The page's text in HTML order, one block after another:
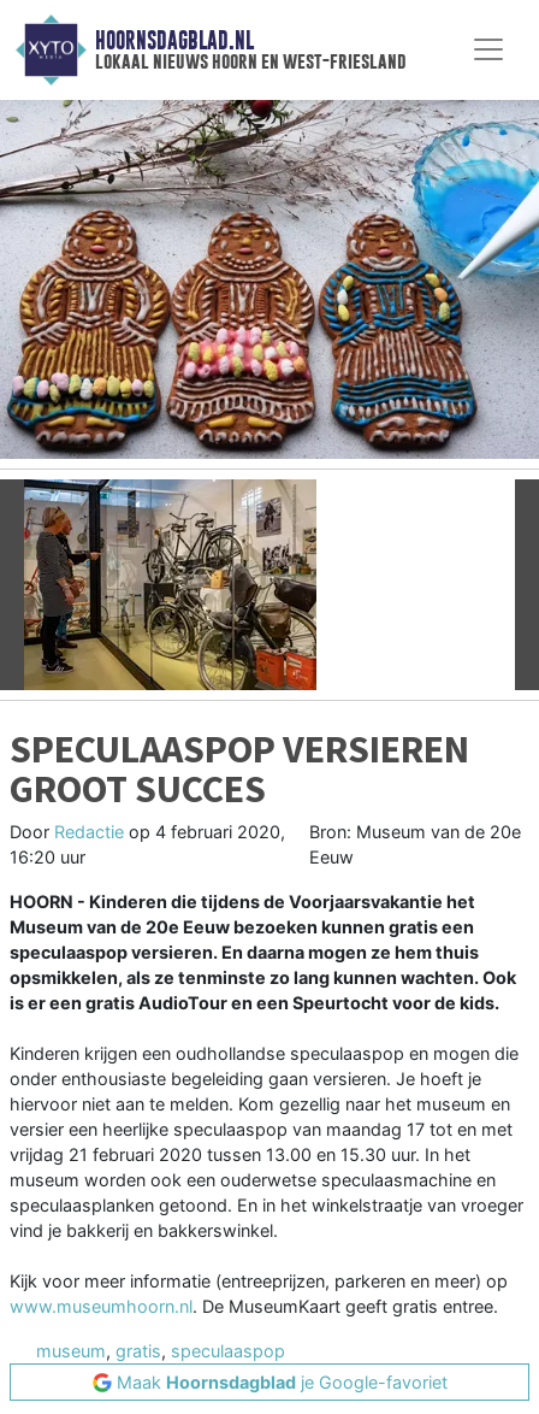
HOORNSDAGBLAD.NL
lokaal nieuws hoorn en west-friesland
Vorige
SPECULAASPOP VERSIEREN
GROOT SUCCES
Door Redactie op 4 februari 2020,
16:20 uur
Bron: Museum van de 20e
Eeuw
HOORN - Kinderen die tijdens de Voorjaarsvakantie het
Museum van de 20e Eeuw bezoeken kunnen gratis een
speculaaspop versieren. En daarna mogen ze hem thuis
opsmikkelen, als ze tenminste zo lang kunnen wachten. Ook
is er een gratis AudioTour en een Speurtocht voor de kids.
Kinderen krijgen een oudhollandse speculaaspop en mogen die
onder enthousiaste begeleiding gaan versieren. Je hoeft je
hiervoor niet aan te melden. Kom gezellig naar het museum en
versier een heerlijke speculaaspop van maandag 17 tot en met
vrijdag 21 februari 2020 tussen 13.00 en 15.30 uur. In het
museum worden ook een ouderwetse speculaasmachine en
speculaasplanken getoond. En in het winkelstraatje van vroeger
vind je bakkerij en bakkerswinkel.
Kijk voor meer informatie (entreeprijzen, parkeren en meer) op
www.museumhoorn.nl. De MuseumKaart geeft gratis entree.
museum, gratis, speculaaspop
Maak Hoornsdagbladje Google-favoriet